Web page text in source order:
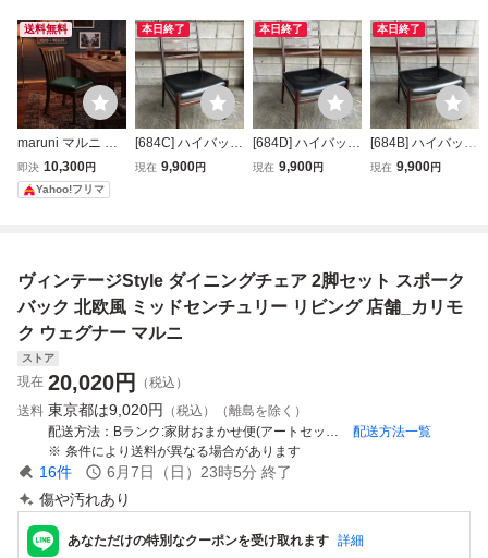
送料無料
maruni マルニ ダ
イニングチェア ミ
ッドセンチュリー
ターコイズ 木製チ
即決 10,300円
Yahoo!フリマ
本日終了
[684C] ハイバック
チェア / SORO 北
ュリー SK
現在 9,900円
本日終了
[684D] ハイバック
チェア / SORO 北
ュリー SK
現在 9,900円
本日終了
[684B] ハイバック
チェア / SORO 北
ュリー SK
現在 9,900円
ヴィンテージStyle ダイニングチェア 2脚セット スポーク
バック 北欧風 ミッドセンチュリー リビング 店舗_カリモ
ク ウェグナー マルニ
ストア
現在 20,020円
（税込）
送料 東京都は9,020円
（税込）（離島を除く）
配送方法
Bランク:家財おまかせ便(アートセッティングデリバリー）
配送方法一覧
条件により送料が異なる場合があります
16件 6月7日（日）23時5分 終了
傷や汚れあり
あなただけの特別なクーポンを受け取れます 詳細